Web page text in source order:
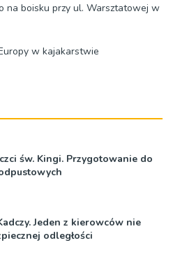
na boisku przy ul. Warsztatowej w
w kajakarstwie
św. Kingi. Przygotowanie do
Jeden z kierowców nie
odległości